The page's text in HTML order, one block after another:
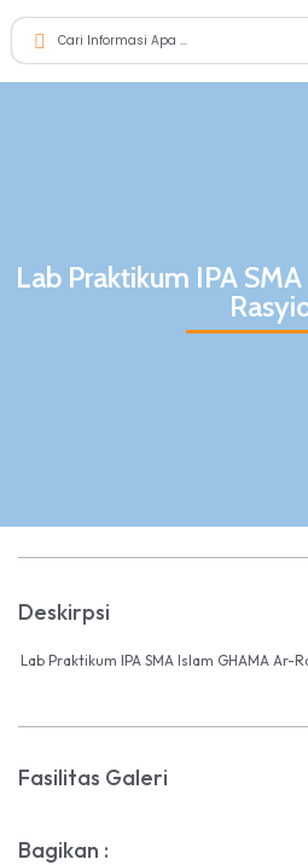
Lab Praktikum IPA
Deskirpsi
Lab Praktikum IPA SMA Islam GHAMA Ar-
Fasilitas Galeri
Bagikan :